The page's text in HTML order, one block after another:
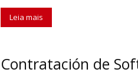
Leia mais
Contratación de